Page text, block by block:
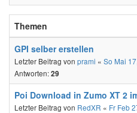
Themen
GPI selber erstellen
Letzter Beitrag von prami « So Mai
Antworten:29
Poi Download in Zumo XT 2
Letzter Beitrag von RedXR « Fr Feb